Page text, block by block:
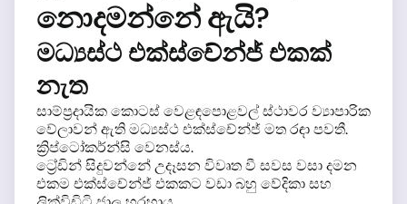
නොදමන්නේ ඇයි?
මධ්‍යස්ථ එක්ස්චේන්ජ් එකක්
නැත
සාම්ප්‍රදායික කොටස් වෙළඳපොළවල් ස්ථාවර ව්‍යාපාරික
වේලාවන් ඇති මධ්‍යස්ථ එක්ස්චේන්ජ් මත රඳා පවතී.
ක්‍රිප්ටෝකර්න්සි වෙනස්ය.
ට්‍රේඩින් සිදුවන්නේ උදෑසන විවෘත වී සවස වසා දමන
එකම එක්ස්චේන්ජ් එකකට වඩා බහු වේදිකා සහ